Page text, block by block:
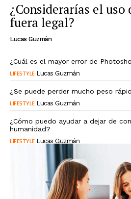
¿Considerarías el uso
fuera legal?
Lucas Guzmán
¿Cuál es el mayor error de
LIFESTYLE Lucas Guzmán
¿Se puede perder mucho peso
LIFESTYLE Lucas Guzmán
¿Cómo puedo ayudar a dejar de
humanidad?
LIFESTYLE Lucas Guzmán